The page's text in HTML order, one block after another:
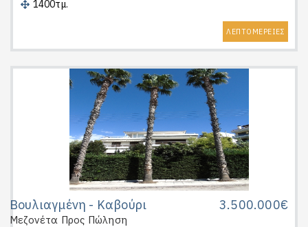
1400τμ.
ΛΕΠΤΟΜΕΡΕΙΕΣ
Βουλιαγμένη - Καβούρι 3.500.000€
Μεζονέτα Προς Πώληση